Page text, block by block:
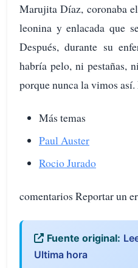
Marujita Díaz, coronaba
leonina y enlacada que
Después, durante su
habría pelo, ni pestañas,
porque nunca la vimos
Más temas
Paul Auster
Rocio Jurado
comentarios Reportar un
Fuente original:
Ultima hora